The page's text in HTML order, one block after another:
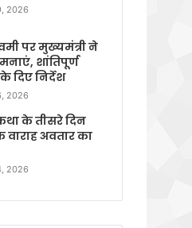
2026
पर मुख्यमंत्री ने
शांतिपूर्ण
दिए निर्देश
2026
के तीसरे दिन
अवतार का
2026